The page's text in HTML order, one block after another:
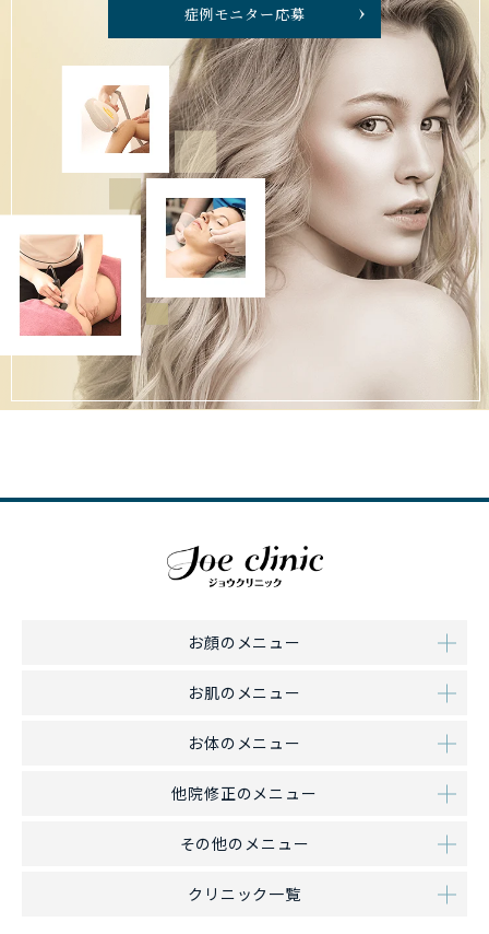
症例モニター応募
お顔のメニュー
お肌のメニュー
お体のメニュー
他院修正のメニュー
その他のメニュー
クリニック一覧